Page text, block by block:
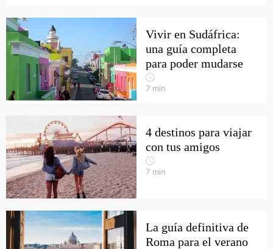
Vivir en Sudáfrica:
una guía completa
para poder mudarse
7 min
4 destinos para viajar
con tus amigos
7 min
La guía definitiva de
Roma para el verano